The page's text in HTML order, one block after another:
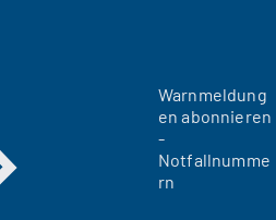
Warnmeldung
en abonnieren
-
Notfallnumme
rn